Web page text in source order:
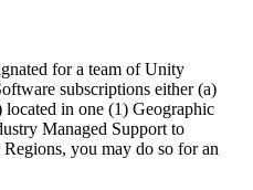
続する
センター
込むfor a team of Unity
subscriptions either (a)
in one (1) Geographic
Managed Support to
you may do so for an